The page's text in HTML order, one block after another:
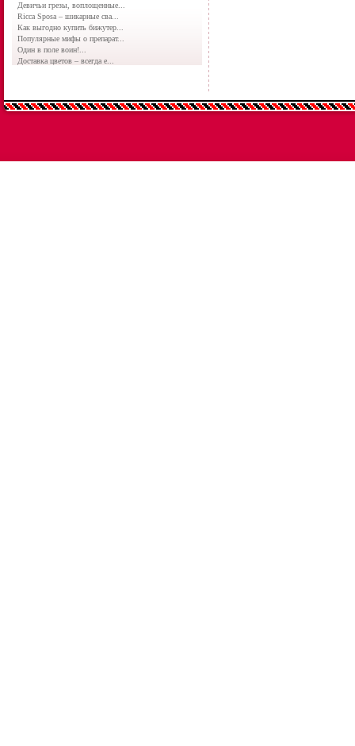
Девичьи грезы, воплощенные...
Ricca Sposa – шикарные сва...
Как выгодно купить бижутер...
Популярные мифы о препарат...
Один в поле воин!...
Доставка цветов – всегда е...